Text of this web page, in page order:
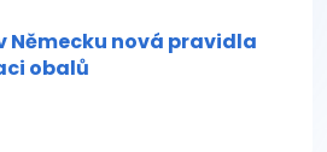
Německu nová pravidla
obalů